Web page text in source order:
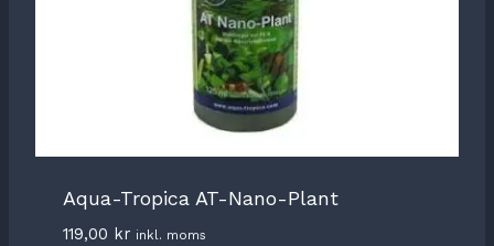
Aqua-Tropica AT-Nano-Plant
119,00 kr inkl. moms